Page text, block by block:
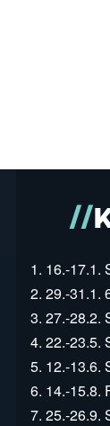
1. 16.-17.1.
2. 29.-31.1.
3. 27.-28.2.
4. 22.-23.5.
5. 12.-13.6.
6. 14.-15.8.
7. 25.-26.9.